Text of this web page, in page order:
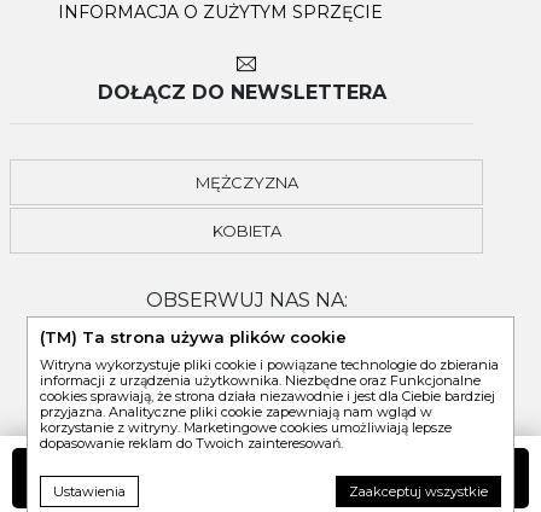
DO KOSZYKA
INFORMACJA O ZUŻYTYM SPRZĘCIE
DOŁĄCZ DO NEWSLETTERA
MĘŻCZYZNA
KOBIETA
OBSERWUJ NAS NA:
(TM) Ta strona używa plików cookie
Witryna wykorzystuje pliki cookie i powiązane technologie do zbierania
informacji z urządzenia użytkownika. Niezbędne oraz Funkcjonalne
cookies sprawiają, że strona działa niezawodnie i jest dla Ciebie bardziej
przyjazna. Analityczne pliki cookie zapewniają nam wgląd w
korzystanie z witryny. Marketingowe cookies umożliwiają lepsze
dopasowanie reklam do Twoich zainteresowań.
Ustawienia Zaakceptuj wszystkie